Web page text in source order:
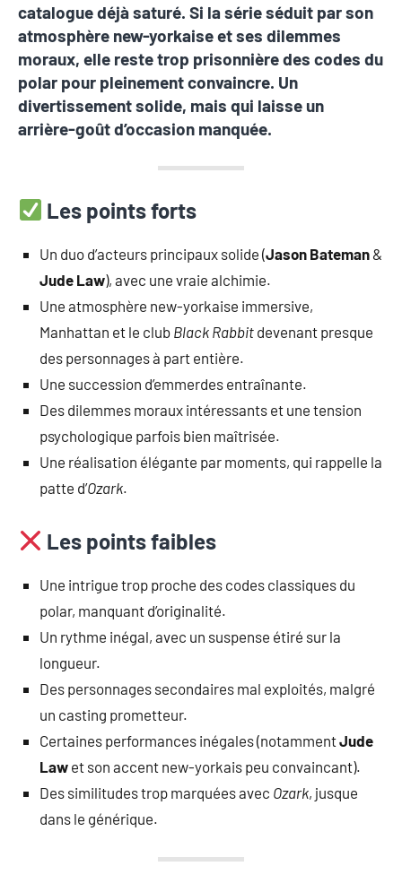
catalogue déjà saturé. Si la série séduit par son
atmosphère new-yorkaise et ses dilemmes
moraux, elle reste trop prisonnière des codes du
polar pour pleinement convaincre. Un
divertissement solide, mais qui laisse un
arrière-goût d’occasion manquée.
Les points forts
Un duo d’acteurs principaux solide (Jason Bateman &
Jude Law), avec une vraie alchimie.
Une atmosphère new-yorkaise immersive,
Manhattan et le club Black Rabbit devenant presque
des personnages à part entière.
Une succession d’emmerdes entraînante.
Des dilemmes moraux intéressants et une tension
psychologique parfois bien maîtrisée.
Une réalisation élégante par moments, qui rappelle la
patte d’Ozark.
Les points faibles
Une intrigue trop proche des codes classiques du
polar, manquant d’originalité.
Un rythme inégal, avec un suspense étiré sur la
longueur.
Des personnages secondaires mal exploités, malgré
un casting prometteur.
Certaines performances inégales (notammentJude
Law et son accent new-yorkais peu convaincant).
Des similitudes trop marquées avec Ozark, jusque
dans le générique.